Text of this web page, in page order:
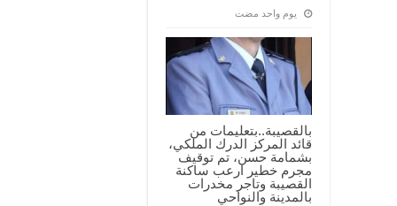
‏يوم واحد مضت
بالقصيبة..بتعليمات من
قائد المركز الدرك الملكي،
بشمامة حسن، تم توقيف
مجرم خطير ارعب ساكنة
القصيبة وتاجر مخدرات
بالمدينة والنواحي